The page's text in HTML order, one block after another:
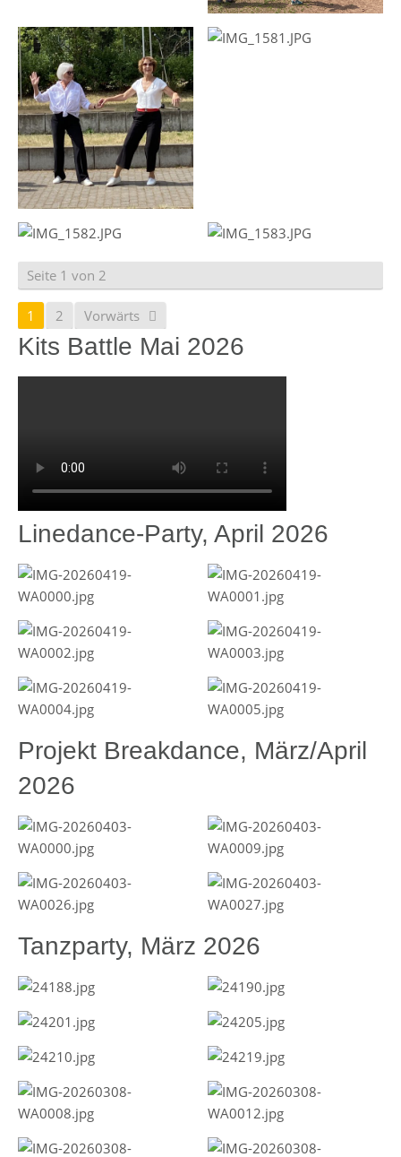
Seite 1 von 2
1 2 Vorwärts
Kits Battle Mai 2026
Linedance-Party, April 2026
Projekt Breakdance, März/April
2026
Tanzparty, März 2026